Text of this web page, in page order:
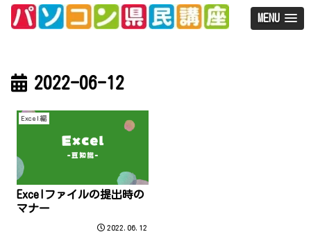
MENU
2022-06-12
Excel編
Excelファイルの提出時の
マナー
2022.06.12